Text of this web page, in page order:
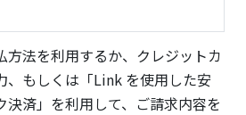
方法を利用するか、クレジットカ
、もしくは「Link を使用した安
決済」を利用して、ご請求内容を